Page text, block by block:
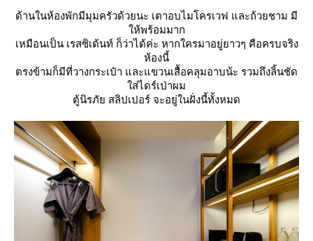
ด้านในห้องพักมีมุมครัวด้วยนะ เตาอบไมโครเวฟ และถ้วยชาม มี
ห้พร้อมมาก
เหมือนเป็น เรสซิเด้นท์ ก็ว่าได้ค่ะ หากใครมาอยู่ยาวๆ คือครบจริง
ห้องนี้
ตรงข้ามก็มีที่วางกระเป๋า และแขวนเสื้อคลุมอาบน้ะ รวมถึงลิ้นชัด
ส่ไดร์เป่าผม
ตู้นิรภัย สลิปเปอร์ จะอยู่ในฝั่งนี้ทั้งหมด